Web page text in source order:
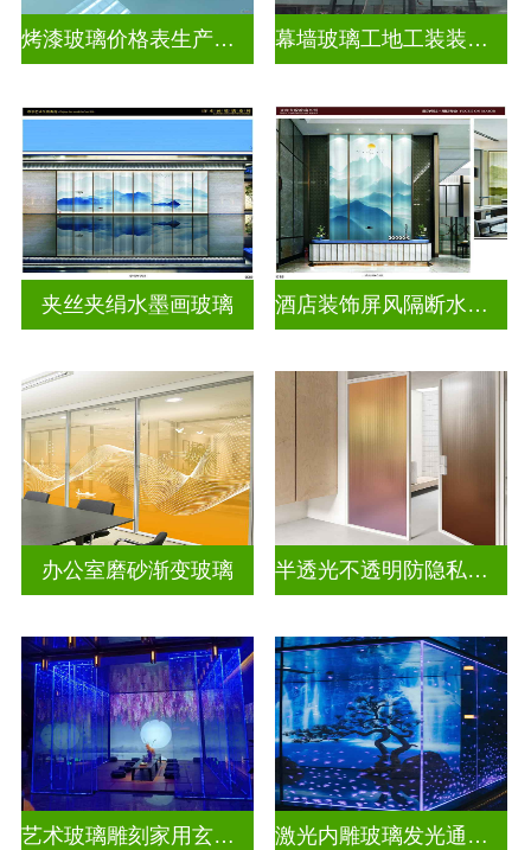
烤漆玻璃价格表生产电话 幕墙玻璃工地工装装饰玻璃
夹丝夹绢水墨画玻璃 酒店装饰屏风隔断水墨画玻璃
办公室磨砂渐变玻璃 半透光不透明防隐私彩色渐变玻璃
艺术玻璃雕刻家用玄关隔断 激光内雕玻璃发光通电玻璃